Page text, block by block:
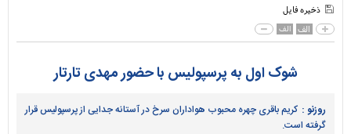
ذخیره فایل
الف الف
شوک اول به پرسپولیس با حضور مهدی تارتار
روزنو : کریم باقری چهره محبوب هواداران سرخ در آستانه جدایی از پرسپولیس قرار
گرفته است.